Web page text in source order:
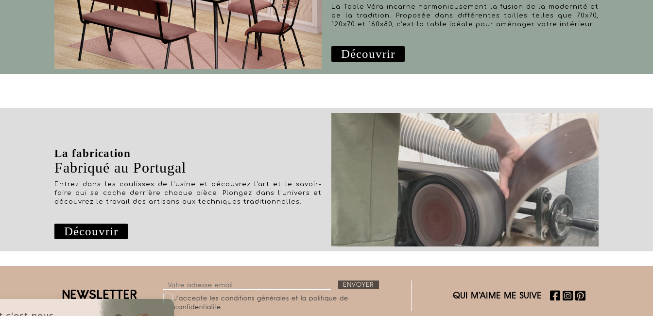
La Table Véra incarne harmonieusement la fusion de la modernité et
de la tradition. Proposée dans différentes tailles telles que 70x70,
120x70 et 160x80, c'est la table idéale pour aménager votre intérieur.
Découvrir
La fabrication
Fabriqué au Portugal
Entrez dans les coulisses de l'usine et découvrez l'art et le savoir-
faire qui se cache derrière chaque pièce. Plongez dans l'univers et
découvrez le travail des artisans aux techniques traditionnelles.
Découvrir
NEWSLETTER
J'accepte les conditions générales et la politique de
confidentialité
QUI M‘AIME ME SUIVE